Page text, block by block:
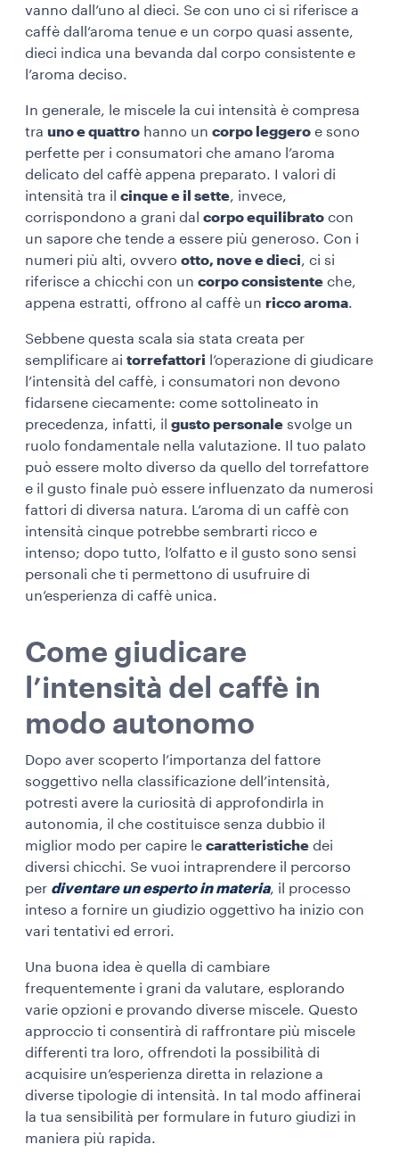
vanno dall’uno al dieci. Se con uno ci si riferisce a
caffè dall’aroma tenue e un corpo quasi assente,
dieci indica una bevanda dal corpo consistente e
l’aroma deciso.
In generale, le miscele la cui intensità è compresa
tra uno e quattro hanno un corpo leggero e sono
perfette per i consumatori che amano l’aroma
delicato del caffè appena preparato. I valori di
intensità tra il cinque e il sette, invece,
corrispondono a grani dal corpo equilibrato con
un sapore che tende a essere più generoso. Con i
numeri più alti, ovvero otto, nove e dieci, ci si
riferisce a chicchi con un corpo consistente che,
appena estratti, offrono al caffè un ricco aroma.
Sebbene questa scala sia stata creata per
semplificare ai torrefattori l’operazione di giudicare
l’intensità del caffè, i consumatori non devono
fidarsene ciecamente: come sottolineato in
precedenza, infatti, il gusto personale svolge un
ruolo fondamentale nella valutazione. Il tuo palato
può essere molto diverso da quello del torrefattore
e il gusto finale può essere influenzato da numerosi
fattori di diversa natura. L’aroma di un caffè con
intensità cinque potrebbe sembrarti ricco e
intenso; dopo tutto, l’olfatto e il gusto sono sensi
personali che ti permettono di usufruire di
un’esperienza di caffè unica.
Come giudicare
l’intensità del caffè in
modo autonomo
Dopo aver scoperto l’importanza del fattore
soggettivo nella classificazione dell’intensità,
potresti avere la curiosità di approfondirla in
autonomia, il che costituisce senza dubbio il
miglior modo per capire le caratteristiche dei
diversi chicchi. Se vuoi intraprendere il percorso
per diventare un esperto in materia, il processo
inteso a fornire un giudizio oggettivo ha inizio con
vari tentativi ed errori.
Una buona idea è quella di cambiare
frequentemente i grani da valutare, esplorando
varie opzioni e provando diverse miscele. Questo
approccio ti consentirà di raffrontare più miscele
differenti tra loro, offrendoti la possibilità di
acquisire un’esperienza diretta in relazione a
diverse tipologie di intensità. In tal modo affinerai
la tua sensibilità per formulare in futuro giudizi in
maniera più rapida.